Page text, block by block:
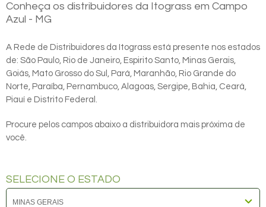
Conheça os distribuidores da Itograss em Campo
Azul - MG
A Rede de Distribuidores da Itograss está presente nos estados
de: São Paulo, Rio de Janeiro, Espirito Santo, Minas Gerais,
Goiás, Mato Grosso do Sul, Pará, Maranhão, Rio Grande do
Norte, Paraíba, Pernambuco, Alagoas, Sergipe, Bahia, Ceará,
Piauí e Distrito Federal.
Procure pelos campos abaixo a distribuidora mais próxima de
você.
SELECIONE O ESTADO